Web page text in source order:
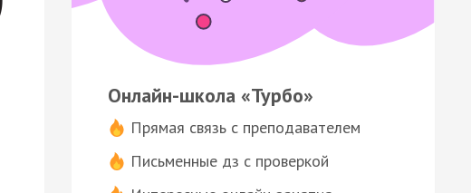
Онлайн-школа «Турбо»
Прямая связь с преподавателем
Письменные дз с проверкой